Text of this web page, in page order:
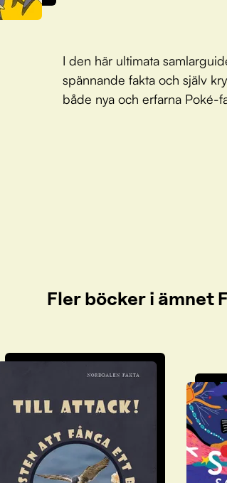
I den här ultimata
spännande fakta och själv
både nya och erfarna Poké-
Fler böcker i ämnet